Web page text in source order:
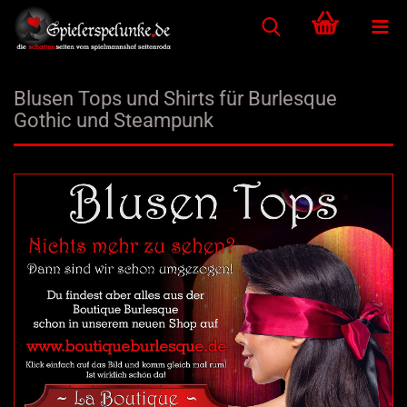
Blusen Tops und Shirts für Burlesque
Gothic und Steampunk